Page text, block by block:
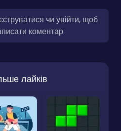
чи увійти, щоб
коментар
лайків